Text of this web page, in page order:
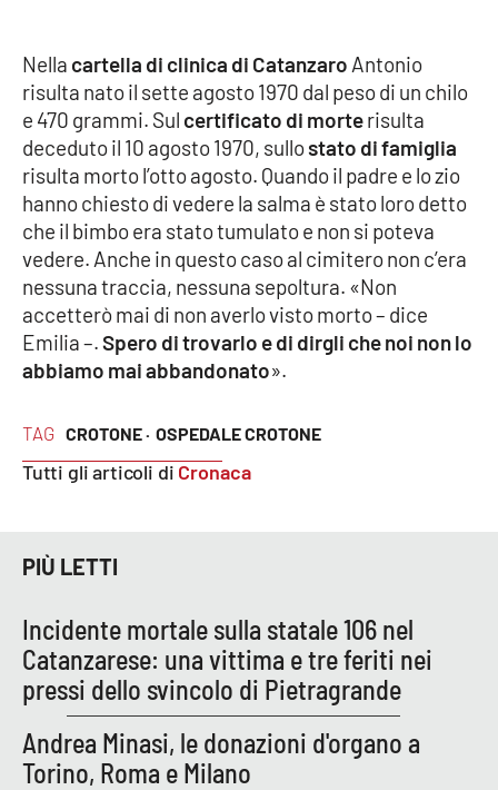
TAG CROTONE · OSPEDALE CROTONE
Tutti gli articoli di Cronaca
Nella cartella di clinica di Catanzaro Antonio
risulta nato il sette agosto 1970 dal peso di un chilo
e 470 grammi. Sul certificato di morterisulta
deceduto il 10 agosto 1970, sullostato di famiglia
risulta morto l’otto agosto. Quando il padre e lo zio
hanno chiesto di vedere la salma è stato loro detto
che il bimbo era stato tumulato e non si poteva
vedere. Anche in questo caso al cimitero non c’era
nessuna traccia, nessuna sepoltura. «Non
accetterò mai di non averlo visto morto – dice
Emilia –.Spero di trovarlo e di dirgli che noi non lo
abbiamo mai abbandonato».
PIÙ LETTI
Incidente mortale sulla statale 106 nel
Catanzarese: una vittima e tre feriti nei
pressi dello svincolo di Pietragrande
Andrea Minasi, le donazioni d'organo a
Torino, Roma e Milano